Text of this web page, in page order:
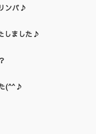
ンパ♪
しました♪
(^^♪